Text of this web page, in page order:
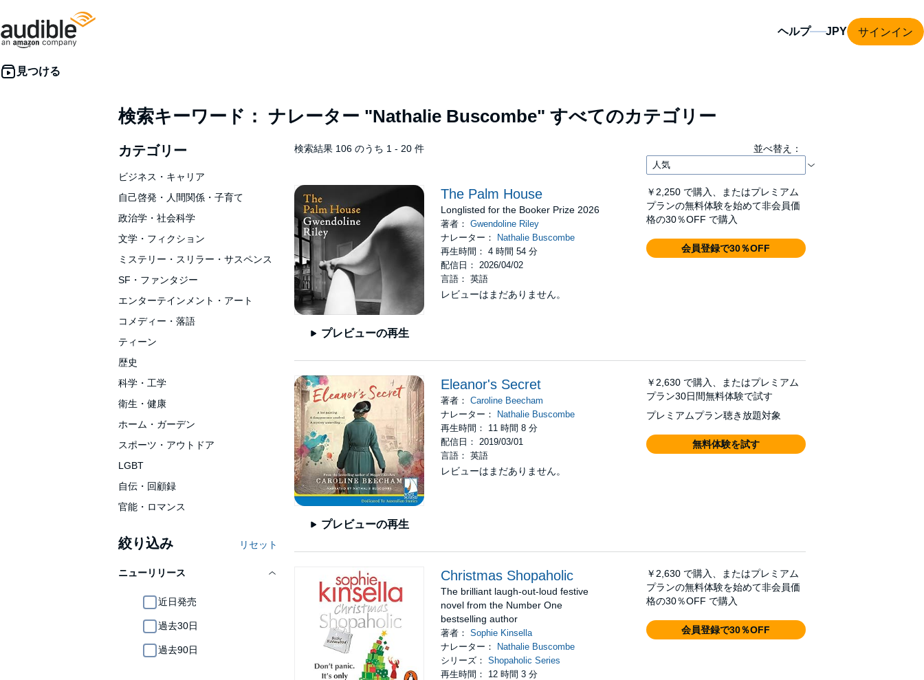
ヘルプ サインイン
検索キーワード： ナレーター "Nathalie Buscombe" すべてのカテゴリー
カテゴリー
ビジネス・キャリア
自己啓発・人間関係・子育て
政治学・社会科学
文学・フィクション
ミステリー・スリラー・サスペンス
SF・ファンタジー
エンターテインメント・アート
コメディー・落語
ティーン
歴史
科学・工学
衛生・健康
ホーム・ガーデン
スポーツ・アウトドア
LGBT
自伝・回顧録
官能・ロマンス
絞り込み リセット
ニューリリース
近日発売
過去30日
過去90日
検索結果 106 のうち 1 - 20 件 並べ替え：
プレビューの再生
The Palm House
Longlisted for the Booker Prize 2026
著者：Gwendoline Riley
ナレーター：
Nathalie Buscombe
再生時間： 4 時間 54 分
配信日： 2026/04/02
言語： 英語
レビューはまだありません。
￥2,250 で購入、またはプレミアム
プランの無料体験を始めて非会員価
格の30％OFF で購入
会員登録で30％OFF
プレビューの再生
Eleanor's Secret
著者：Caroline Beecham
ナレーター：
Nathalie Buscombe
再生時間： 11 時間 8 分
配信日： 2019/03/01
言語： 英語
レビューはまだありません。
￥2,630 で購入、またはプレミアム
プラン30日間無料体験で試す
プレミアムプラン聴き放題対象
無料体験を試す
Christmas Shopaholic
The brilliant laugh-out-loud festive
novel from the Number One
bestselling author
著者：Sophie Kinsella
ナレーター： Nathalie Buscombe
シリーズ：Shopaholic Series
再生時間： 12 時間 3 分
￥2,630 で購入、またはプレミアム
プランの無料体験を始めて非会員価
格の30％OFF で購入
会員登録で30％OFF